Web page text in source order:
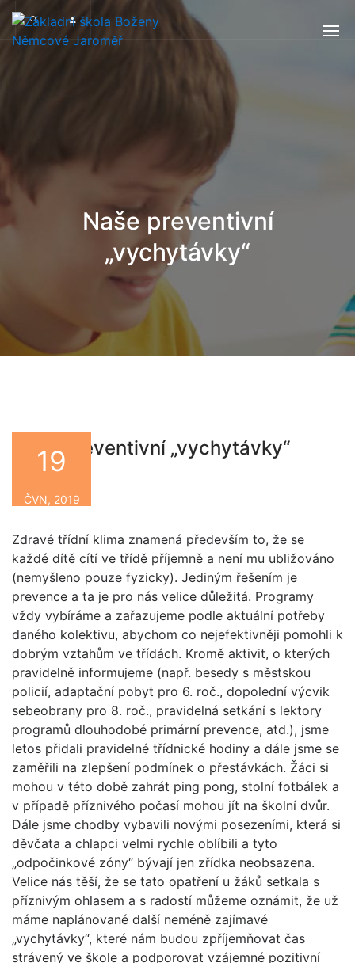
Naše preventivní
„vychytávky“
Naše preventivní „vychytávky“
19
ČVN, 2019
Zdravé třídní klima znamená především to, že se
každé dítě cítí ve třídě příjemně a není mu ubližováno
(nemyšleno pouze fyzicky). Jediným řešením je
prevence a ta je pro nás velice důležitá. Programy
vždy vybíráme a zařazujeme podle aktuální potřeby
daného kolektivu, abychom co nejefektivněji pomohli k
dobrým vztahům ve třídách. Kromě aktivit, o kterých
pravidelně informujeme (např. besedy s městskou
policií, adaptační pobyt pro 6. roč., dopolední výcvik
sebeobrany pro 8. roč., pravidelná setkání s lektory
programů dlouhodobé primární prevence, atd.), jsme
letos přidali pravidelné třídnické hodiny a dále jsme se
zaměřili na zlepšení podmínek o přestávkách. Žáci si
mohou v této době zahrát ping pong, stolní fotbálek a
v případě příznivého počasí mohou jít na školní dvůr.
Dále jsme chodby vybavili novými posezeními, která si
děvčata a chlapci velmi rychle oblíbili a tyto
„odpočinkové zóny“ bývají jen zřídka neobsazena.
Velice nás těší, že se tato opatření u žáků setkala s
příznivým ohlasem a s radostí můžeme oznámit, že už
máme naplánované další neméně zajímavé
„vychytávky“, které nám budou zpříjemňovat čas
strávený ve škole a podporovat vzájemné pozitivní